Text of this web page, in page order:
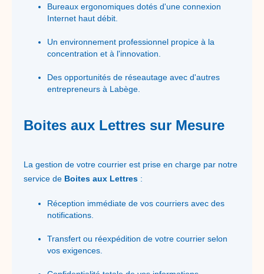
Bureaux ergonomiques dotés d'une connexion
Internet haut débit.
Un environnement professionnel propice à la
concentration et à l'innovation.
Des opportunités de réseautage avec d'autres
entrepreneurs à Labège.
Boites aux Lettres sur Mesure
La gestion de votre courrier est prise en charge par notre
service de Boites aux Lettres :
Réception immédiate de vos courriers avec des
notifications.
Transfert ou réexpédition de votre courrier selon
vos exigences.